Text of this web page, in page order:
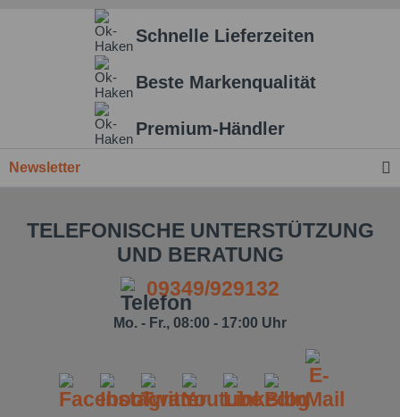
Schnelle Lieferzeiten
Beste Markenqualität
Premium-Händler
Newsletter
TELEFONISCHE UNTERSTÜTZUNG
UND BERATUNG
09349/929132
Mo. - Fr., 08:00 - 17:00 Uhr